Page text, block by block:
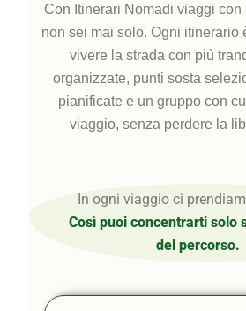
Con Itinerari Nomadi viaggi con
non sei mai solo. Ogni itinerario
vivere la strada con più
organizzate, punti sosta
pianificate e un gruppo con
viaggio, senza perdere la
In ogni viaggio ci
Così puoi concentrarti solo
del percorso.